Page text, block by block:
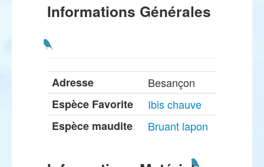
Informations Générales
Adresse
Besançon
Espèce Favorite
Ibis chauve
Espèce maudite
Bruant lapon